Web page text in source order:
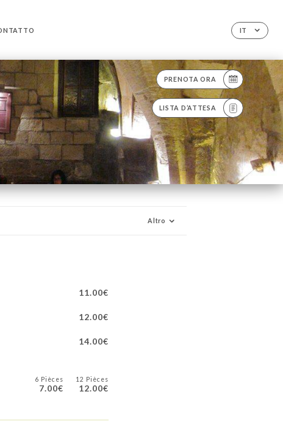
IT
PRENOTA ORA
LISTA D’ATTESA
Altro
11.00€
12.00€
14.00€
6 Pièces
7.00€
12 Pièces
12.00€